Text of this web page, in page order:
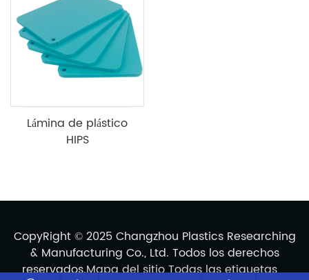
Lámina de plástico
HIPS
CopyRight © 2025 Changzhou Plastics Researching
& Manufacturing Co., Ltd. Todos los derechos
reservados.Mapa del sitioTodas las etiquetas